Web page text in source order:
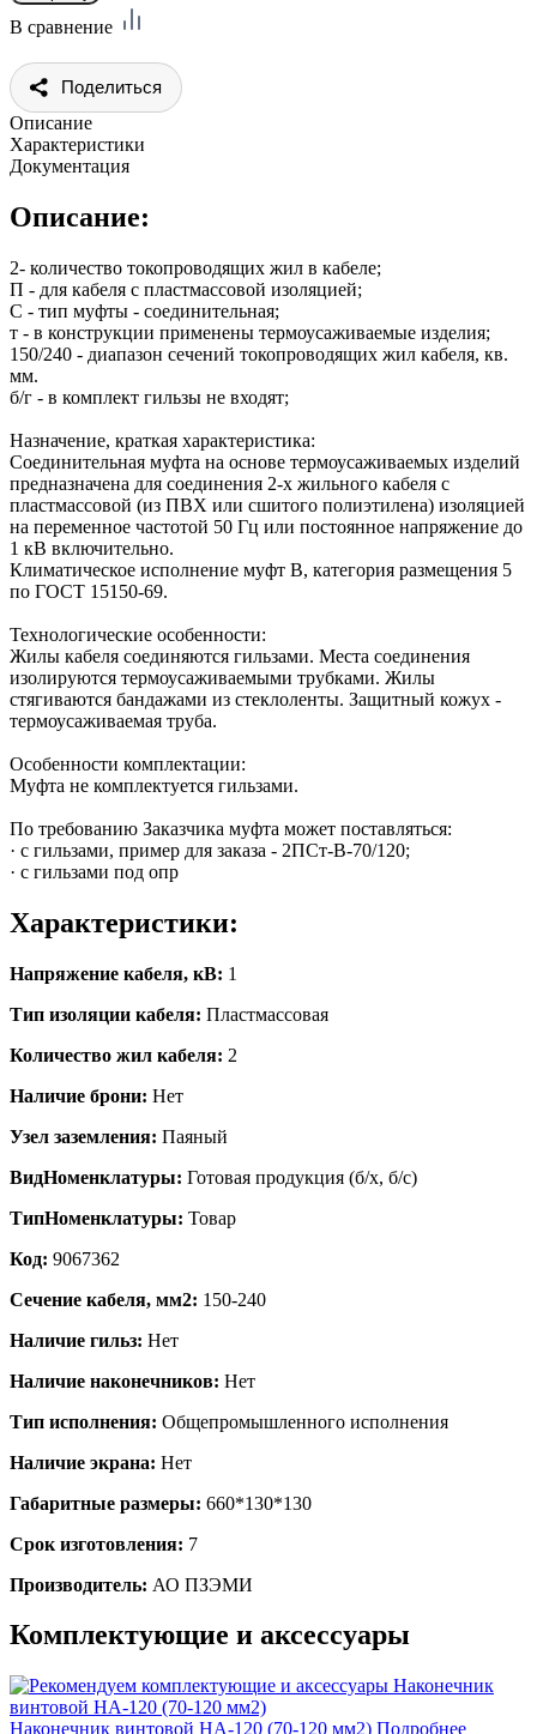
В сравнение
Поделиться
Описание
Характеристики
Документация
Описание:
2- количество токопроводящих жил в кабеле;
П - для кабеля с пластмассовой изоляцией;
С - тип муфты - соединительная;
т - в конструкции применены термоусаживаемые изделия;
150/240 - диапазон сечений токопроводящих жил кабеля, кв.
мм.
б/г - в комплект гильзы не входят;
Назначение, краткая характеристика:
Соединительная муфта на основе термоусаживаемых изделий
предназначена для соединения 2-х жильного кабеля с
пластмассовой (из ПВХ или сшитого полиэтилена) изоляцией
на переменное частотой 50 Гц или постоянное напряжение до
1 кВ включительно.
Климатическое исполнение муфт В, категория размещения 5
по ГОСТ 15150-69.
Технологические особенности:
Жилы кабеля соединяются гильзами. Места соединения
изолируются термоусаживаемыми трубками. Жилы
стягиваются бандажами из стеклоленты. Защитный кожух -
термоусаживаемая труба.
Особенности комплектации:
Муфта не комплектуется гильзами.
По требованию Заказчика муфта может поставляться:
· с гильзами, пример для заказа - 2ПСт-В-70/120;
· с гильзами под опр
Характеристики:
Напряжение кабеля, кВ: 1
Тип изоляции кабеля: Пластмассовая
Количество жил кабеля: 2
Наличие брони: Нет
Узел заземления: Паяный
ВидНоменклатуры: Готовая продукция (б/х, б/с)
ТипНоменклатуры: Товар
Код: 9067362
Сечение кабеля, мм2: 150-240
Наличие гильз: Нет
Наличие наконечников: Нет
Тип исполнения: Общепромышленного исполнения
Наличие экрана: Нет
Габаритные размеры: 660*130*130
Срок изготовления: 7
Производитель: АО ПЗЭМИ
Комплектующие и аксессуары
Наконечник винтовой НА-120 (70-120 мм2) Подробнее